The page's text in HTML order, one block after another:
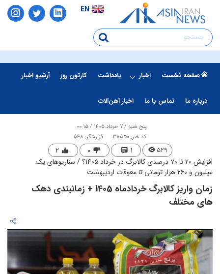
EN
صفحه نخست اخبار یادداشت کارتون روز آرشیو اخبار
درباره ما تماس با ما اخبار آهن‌آلات
پنج شنبه / ۷ خرداد ۱۴۰۵ / ۰۰:۱۵
کد خبر: 38550
گزارشگر: 548
۵۲۹ ۱ ۰ ۲
افزایش ۲۰ تا ۷۰ درصدی کالابرگ در خرداد ۱۴۰۵؟ / سناریوهای یک
میلیون و ۲۶۰ هزار تومانی تا معوقات اردیبهشت
زمان واریز کالابرگ خردادماه 1405 + زمانبندی دهک
های مختلف